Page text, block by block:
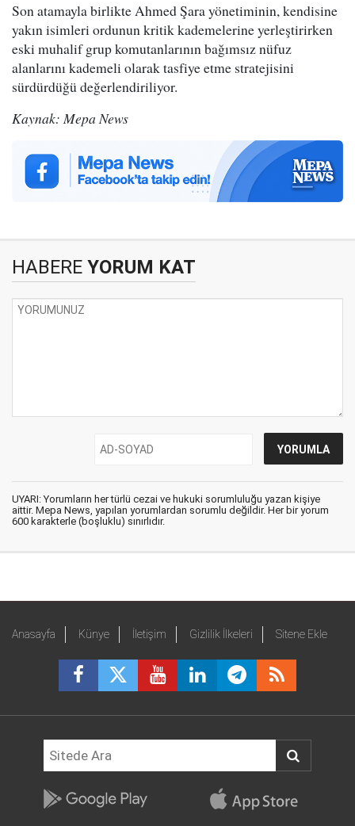
Son atamayla birlikte Ahmed Şara yönetiminin, kendisine
yakın isimleri ordunun kritik kademelerine yerleştirirken
eski muhalif grup komutanlarının bağımsız nüfuz
alanlarını kademeli olarak tasfiye etme stratejisini
sürdürdüğü değerlendiriliyor.
Kaynak: Mepa News
HABERE YORUM KAT
UYARI: Yorumların her türlü cezai ve hukuki sorumluluğu yazan kişiye
aittir. Mepa News, yapılan yorumlardan sorumlu değildir. Her bir yorum
600 karakterle (boşluklu) sınırlıdır.
Anasayfa Künye İletişim Gizlilik İlkeleri Sitene Ekle